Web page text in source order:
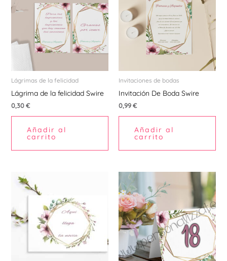
Lágrimas de la felicidad
Lágrima de la felicidad Swire
0,30€
Añadir al
carrito
Invitaciones de bodas
Invitación De Boda Swire
0,99€
Añadir al
carrito
producto
tiene
múltiples
variantes.
Las
opciones